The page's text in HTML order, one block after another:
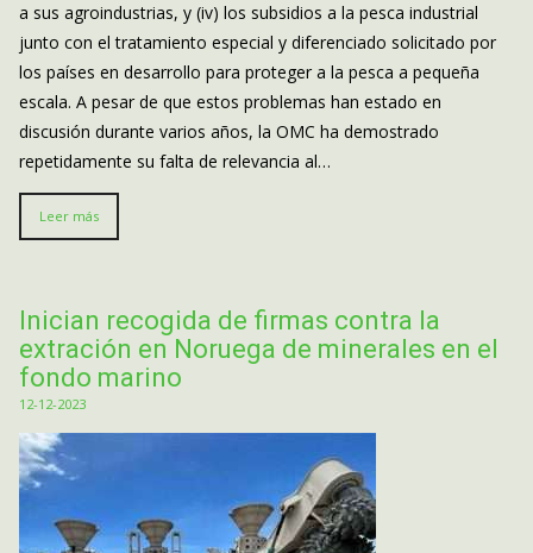
a sus agroindustrias, y (iv) los subsidios a la pesca industrial
junto con el tratamiento especial y diferenciado solicitado por
los países en desarrollo para proteger a la pesca a pequeña
escala. A pesar de que estos problemas han estado en
discusión durante varios años, la OMC ha demostrado
repetidamente su falta de relevancia al…
Leer más
Inician recogida de firmas contra la
extración en Noruega de minerales en el
fondo marino
12-12-2023